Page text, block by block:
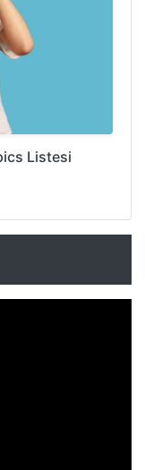
Listesi